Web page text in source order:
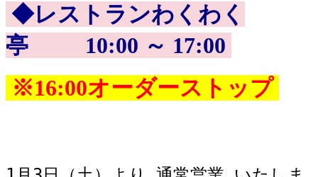
◆レストランわくわく
亭 10:00 ～ 17:00
※16:00オーダーストップ